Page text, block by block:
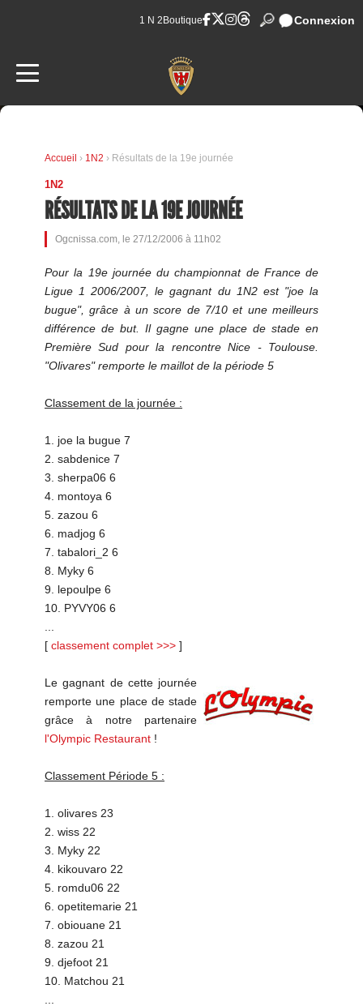
1 N 2 Boutique Connexion
Accueil › 1N2 › Résultats de la 19e journée
1N2
RÉSULTATS DE LA 19E JOURNÉE
Ogcnissa.com, le 27/12/2006 à 11h02
Pour la 19e journée du championnat de France de
Ligue 1 2006/2007, le gagnant du 1N2 est "joe la
bugue", grâce à un score de 7/10 et une meilleurs
différence de but. Il gagne une place de stade en
Première Sud pour la rencontre Nice - Toulouse.
"Olivares" remporte le maillot de la période 5
Classement de la journée :
1. joe la bugue 7
2. sabdenice 7
3. sherpa06 6
4. montoya 6
5. zazou 6
6. madjog 6
7. tabalori_2 6
8. Myky 6
9. lepoulpe 6
10. PYVY06 6
[ classement complet >>> ]
Le gagnant de cette journée
remporte une place de stade
grâce à notre partenaire
l'Olympic Restaurant !
Classement Période 5 :
1. olivares 23
2. wiss 22
3. Myky 22
4. kikouvaro 22
5. romdu06 22
6. opetitemarie 21
7. obiouane 21
8. zazou 21
9. djefoot 21
10. Matchou 21